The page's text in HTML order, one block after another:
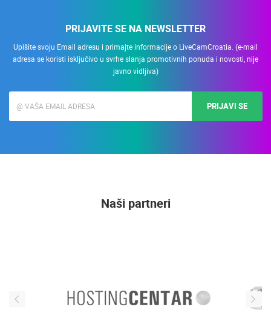
PRIJAVITE SE NA NEWSLETTER
Upišite svoju Email adresu i primajte informacije o LiveCamCroatia. (e-mail
adresa se koristi isključivo u svrhe slanja promotivnih ponuda i novosti, nije
javno vidljiva)
PRIJAVI SE
Naši partneri